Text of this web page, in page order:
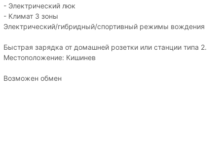
- Электрический люк
- Климат 3 зоны
Электрический/гибридный/спортивный режимы вождения
Быстрая зарядка от домашней розетки или станции типа 2.
Местоположение: Кишинев
Возможен обмен